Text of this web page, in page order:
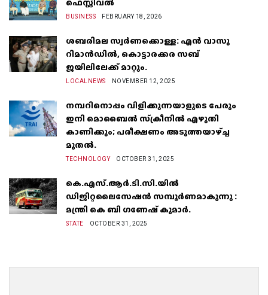
BUSINESS FEBRUARY 18, 2026
ശബരിമല സ്വർണക്കൊള്ള: എൻ വാസു
റിമാൻഡിൽ, കൊട്ടാരക്കര സബ്
ജയിലിലേക്ക് മാറ്റും.
LOCALNEWS NOVEMBER 12, 2025
നമ്പറിനൊപ്പം വിളിക്കുന്നയാളുടെ പേരും
ഇനി മൊബൈൽ സ്‌ക്രീനില്‍ എഴുതി
കാണിക്കും; പരീക്ഷണം അടുത്തയാഴ്‌ച്ച
മുതല്‍.
TECHNOLOGY OCTOBER 31, 2025
കെ.എസ്.ആർ.ടി.സി.യിൽ
ഡിജിറ്റലൈസേഷൻ സമ്പൂർണമാകുന്നു :
മന്ത്രി കെ ബി ഗണേഷ് കുമാർ.
STATE OCTOBER 31, 2025